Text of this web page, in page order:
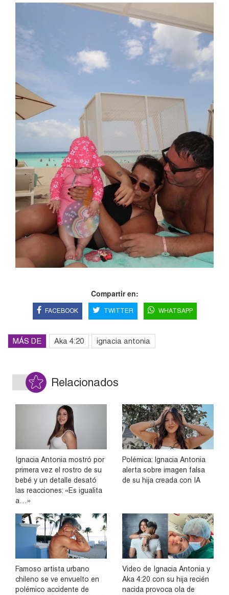
Compartir en:
FACEBOOK TWITTER WHATSAPP
MÁS DE Aka 4:20 ignacia antonia
Relacionados
Ignacia Antonia mostró por
primera vez el rostro de su
bebé y un detalle desató
las reacciones: «Es igualita
a…»
Polémica: Ignacia Antonia
alerta sobre imagen falsa
de su hija creada con IA
Famoso artista urbano
chileno se ve envuelto en
polémico accidente de
Video de Ignacia Antonia y
Aka 4:20 con su hija recién
nacida provoca ola de